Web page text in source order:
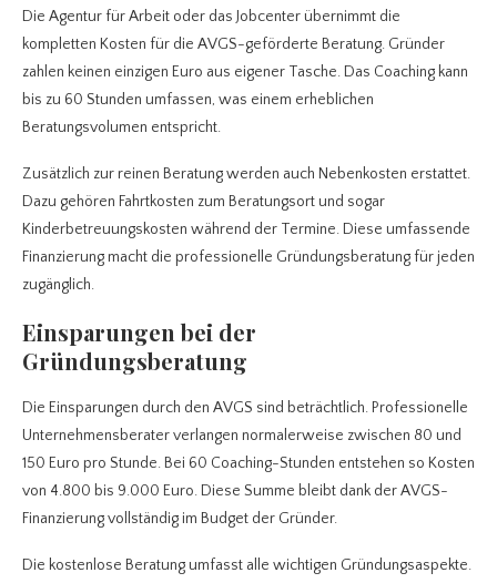
Die Agentur für Arbeit oder das Jobcenter übernimmt die
kompletten Kosten für die AVGS-geförderte Beratung. Gründer
zahlen keinen einzigen Euro aus eigener Tasche. Das Coaching kann
bis zu 60 Stunden umfassen, was einem erheblichen
Beratungsvolumen entspricht.
Zusätzlich zur reinen Beratung werden auch Nebenkosten erstattet.
Dazu gehören Fahrtkosten zum Beratungsort und sogar
Kinderbetreuungskosten während der Termine. Diese umfassende
Finanzierung macht die professionelle Gründungsberatung für jeden
zugänglich.
Einsparungen bei der
Gründungsberatung
Die Einsparungen durch den AVGS sind beträchtlich. Professionelle
Unternehmensberater verlangen normalerweise zwischen 80 und
150 Euro pro Stunde. Bei 60 Coaching-Stunden entstehen so Kosten
von 4.800 bis 9.000 Euro. Diese Summe bleibt dank der AVGS-
Finanzierung vollständig im Budget der Gründer.
Die kostenlose Beratung umfasst alle wichtigen Gründungsaspekte.